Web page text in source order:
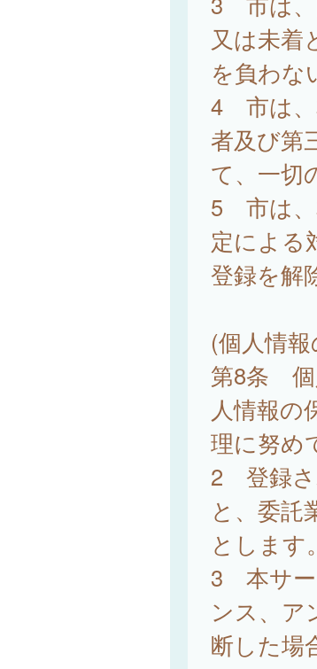
又は未着
を負わな
4 市は、
者及び第
て、一切
5 市は、
定による
登録を解
(個人情
第8条 個
人情報の
理に努め
2 登録さ
と、委託
とします。
3 本サー
ンス、ア
断した場